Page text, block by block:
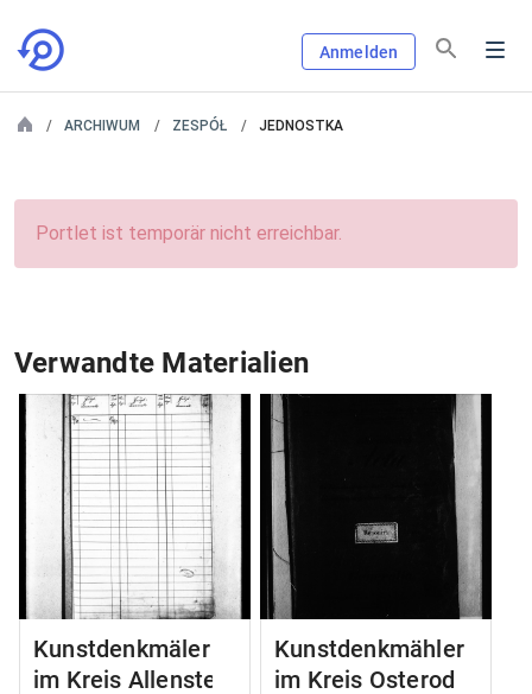
Anmelden
ARCHIWUM ZESPÓŁ JEDNOSTKA
Portlet ist temporär nicht erreichbar.
Verwandte Materialien
Kunstdenkmäler
im Kreis Allenstein
Kunstdenkmähler
im Kreis Osterode